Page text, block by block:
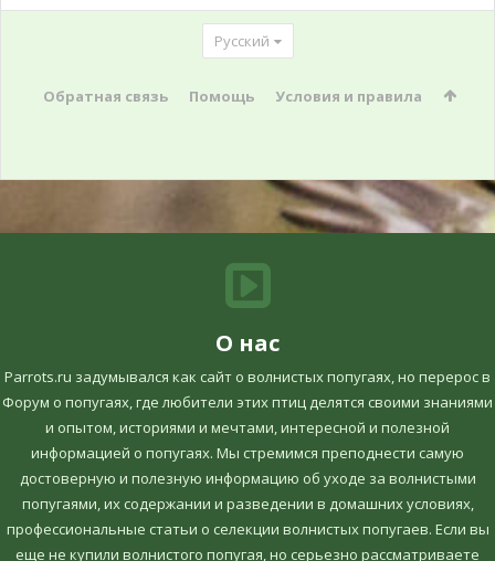
Русский
Обратная связь Помощь Условия и правила
О нас
Parrots.ru задумывался как сайт о волнистых попугаях, но перерос в
Форум о попугаях, где любители этих птиц делятся своими знаниями
и опытом, историями и мечтами, интересной и полезной
информацией о попугаях. Мы стремимся преподнести самую
достоверную и полезную информацию об уходе за волнистыми
попугаями, их содержании и разведении в домашних условиях,
профессиональные статьи о селекции волнистых попугаев. Если вы
еще не купили волнистого попугая, но серьезно рассматриваете